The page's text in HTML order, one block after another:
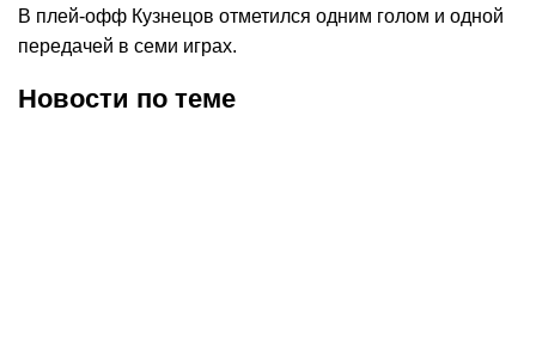
В плей‑офф Кузнецов отметился одним голом и одной
передачей в семи играх.
Новости по теме